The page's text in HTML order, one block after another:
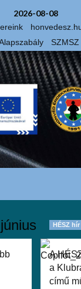
2026-08-08
SZMSZ
HÉSZ hír
A
a
című